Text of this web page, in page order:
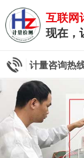
互联网
现在，
计量咨询热